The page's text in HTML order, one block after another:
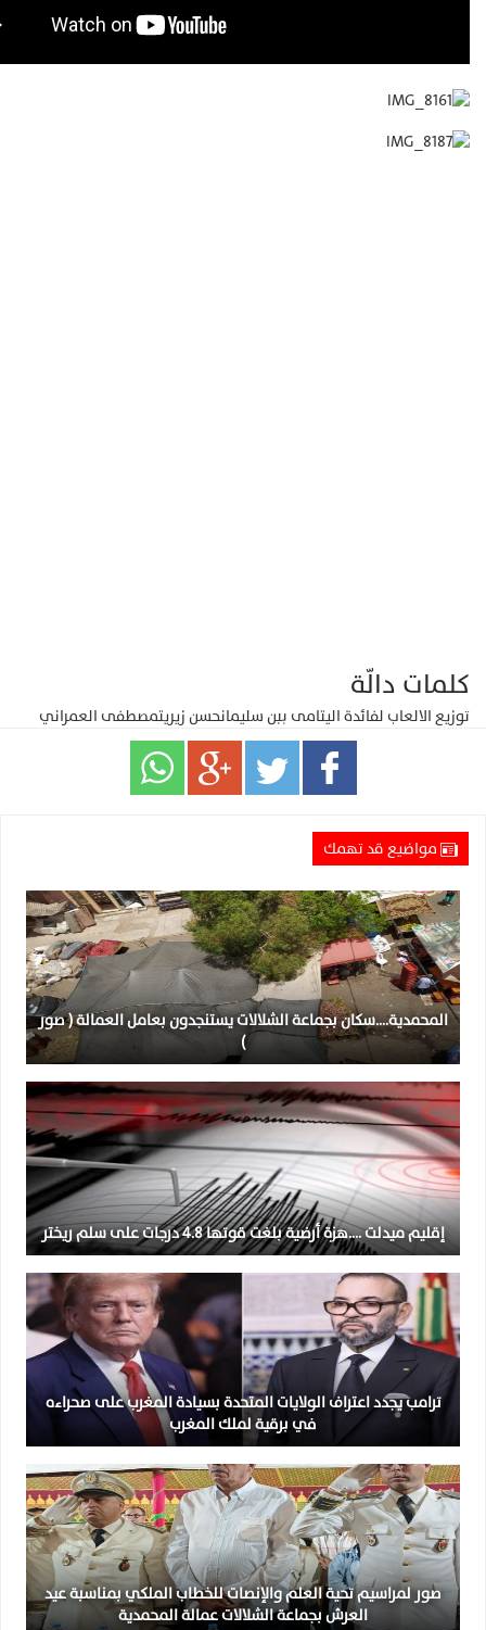
كلمات دالّة
توزيع الالعاب لفائدة اليتامى ببن سليمانحسن زيريتمصطفى العمراني
مواضيع قد تهمك
المحمدية….سكان بجماعة الشلالات يستنجدون بعامل العمالة ( صور
)
إقليم ميدلت ….هزة أرضية بلغت قوتها 4.8 درجات على سلم ريختر
ترامب يجدد اعتراف الولايات المتحدة بسيادة المغرب على صحراءه
في برقية لملك المغرب
صور لمراسيم تحية العلم والإنصات للخطاب الملكي بمناسبة عيد
العرش بجماعة الشلالات عمالة المحمدية